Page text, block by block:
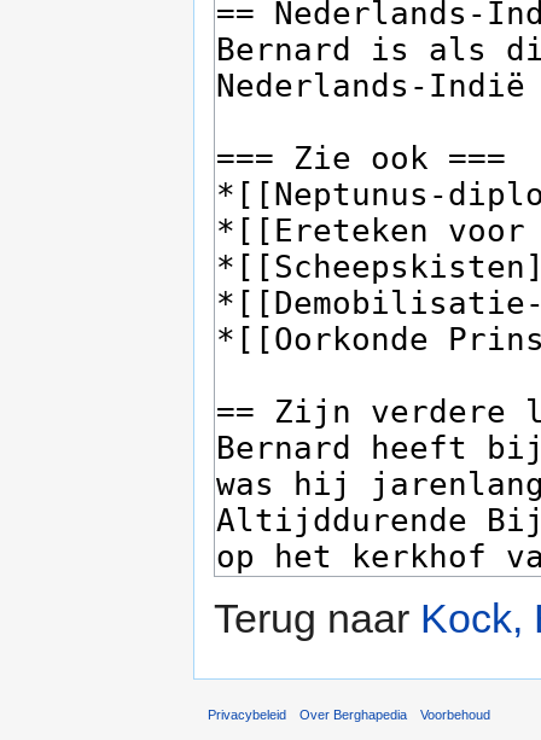
Terug naar Kock,
Privacybeleid Over Berghapedia Voorbehoud